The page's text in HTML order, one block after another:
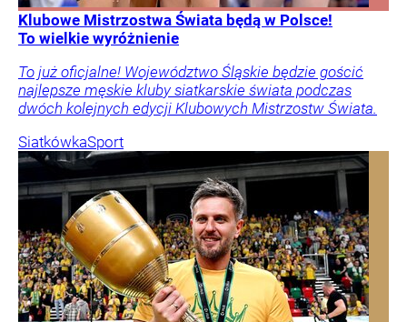
Klubowe Mistrzostwa Świata będą w Polsce!
To wielkie wyróżnienie
To już oficjalne! Województwo Śląskie będzie gościć
najlepsze męskie kluby siatkarskie świata podczas
dwóch kolejnych edycji Klubowych Mistrzostw Świata.
SiatkówkaSport